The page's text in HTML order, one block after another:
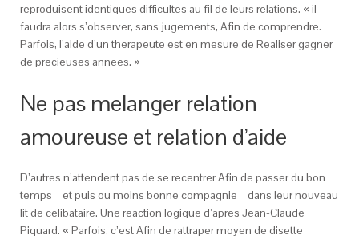
reproduisent identiques difficultes au fil de leurs relations. « il
faudra alors s’observer, sans jugements, Afin de comprendre.
Parfois, l’aide d’un therapeute est en mesure de Realiser gagner
de precieuses annees. »
Ne pas melanger relation
amoureuse et relation d’aide
D’autres n’attendent pas de se recentrer Afin de passer du bon
temps – et puis ou moins bonne compagnie – dans leur nouveau
lit de celibataire. Une reaction logique d’apres Jean-Claude
Piquard. « Parfois, c’est Afin de rattraper moyen de disette